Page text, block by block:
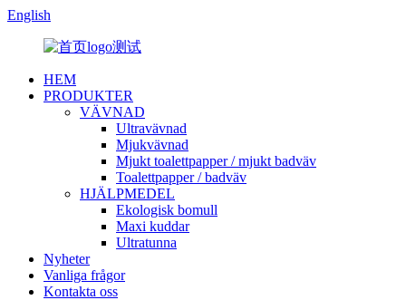
English
HEM
PRODUKTER
VÄVNAD
Ultravävnad
Mjukvävnad
Mjukt toalettpapper / mjukt badväv
Toalettpapper / badväv
HJÄLPMEDEL
Ekologisk bomull
Maxi kuddar
Ultratunna
Nyheter
Vanliga frågor
Kontakta oss